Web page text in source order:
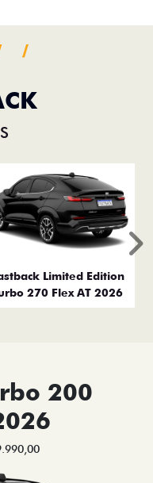
Limited Edition
270 Flex AT 2026
200